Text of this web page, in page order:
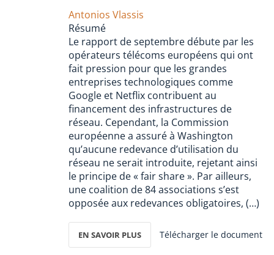
Antonios Vlassis
Résumé
Le rapport de septembre débute par les
opérateurs télécoms européens qui ont
fait pression pour que les grandes
entreprises technologiques comme
Google et Netflix contribuent au
financement des infrastructures de
réseau. Cependant, la Commission
européenne a assuré à Washington
qu’aucune redevance d’utilisation du
réseau ne serait introduite, rejetant ainsi
le principe de « fair share ». Par ailleurs,
une coalition de 84 associations s’est
opposée aux redevances obligatoires, (…)
EN SAVOIR PLUS Télécharger le document